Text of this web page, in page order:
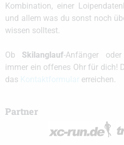
Kombination, einer
und allem was du sonst noch
wissen solltest.
Ob Skilanglauf-Anfänger
immer ein offenes Ohr für dich!
das
erreichen.
Partner